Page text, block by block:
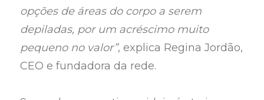
opções de áreas do corpo a serem
depiladas, por um acréscimo muito
pequeno no valor”, explica Regina Jordão,
CEO e fundadora da rede.